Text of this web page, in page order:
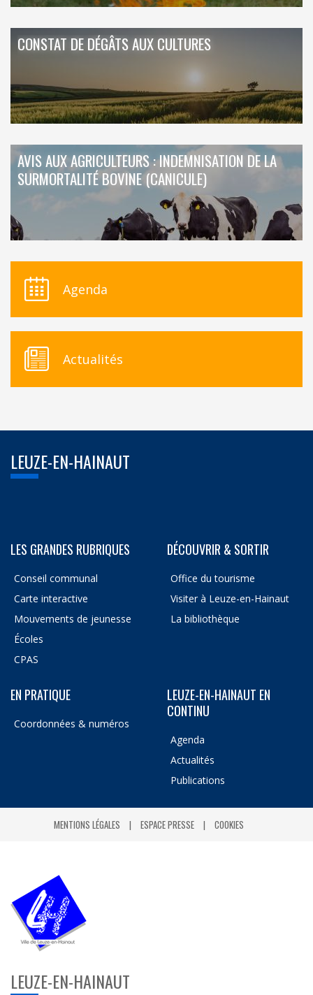
CONSTAT DE DÉGÂTS AUX CULTURES
AVIS AUX AGRICULTEURS : INDEMNISATION DE LA
SURMORTALITÉ BOVINE (CANICULE)
Agenda
Actualités
LEUZE-EN-HAINAUT
LES GRANDES RUBRIQUES
Conseil communal
Carte interactive
Mouvements de jeunesse
Écoles
CPAS
DÉCOUVRIR & SORTIR
Office du tourisme
Visiter à Leuze-en-Hainaut
La bibliothèque
EN PRATIQUE
Coordonnées & numéros
LEUZE-EN-HAINAUT EN
CONTINU
Agenda
Actualités
Publications
MENTIONS LÉGALES ESPACE PRESSE COOKIES
LEUZE-EN-HAINAUT